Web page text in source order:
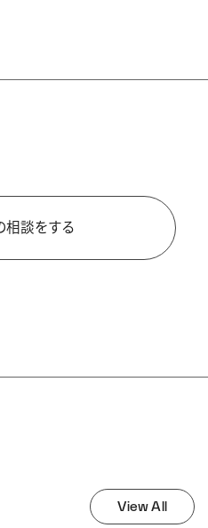
相談をする
View All